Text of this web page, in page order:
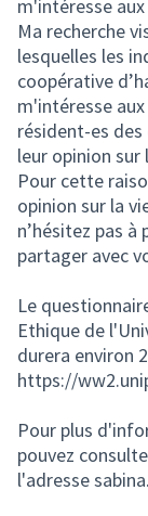
m'intéresse
Ma recherche
lesquelles les
coopérative
m'intéresse
résident-es des
leur opinion sur
Pour cette
opinion sur la
n’hésitez pas
partager avec
Le
Ethique de
durera environ
https://
Pour plus
pouvez
l'adresse